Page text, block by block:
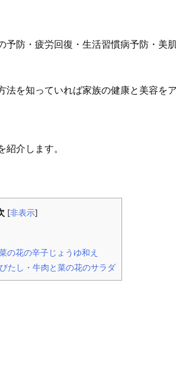
予防・疲労回復・生活習慣病予防・美
法を知っていれば家族の健康と美容を
介します。
[非表示]
の花の辛子じょうゆ和え
たし・牛肉と菜の花のサラダ